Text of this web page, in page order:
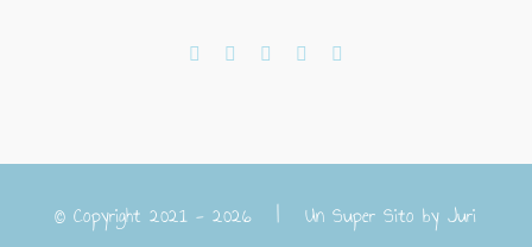
© Copyright 2021 -2026 | Un Super Sito byJuri